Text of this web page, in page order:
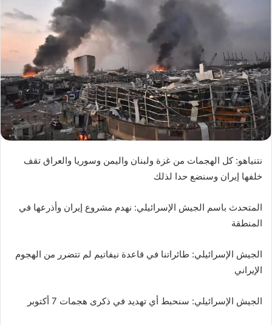
نتنياهو: كل الهجمات من غزة ولبنان واليمن وسوريا والعراق تقف
خلفها إيران وسنضع حدا لذلك
المتحدث باسم الجيش الإسرائيلي: نهدم مشروع إيران وأذرعها في
المنطقة
الجيش الإسرائيلي: طائراتنا في قاعدة نيفاتيم لم تتضرر من الهجوم
الإيراني
الجيش الإسرائيلي: سنحبط أي تهديد في ذكرى هجمات 7 أكتوبر